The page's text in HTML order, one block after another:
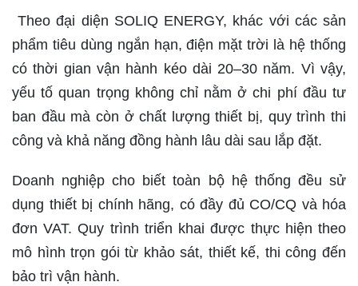
Theo đại diện SOLIQ ENERGY, khác với các sản
phẩm tiêu dùng ngắn hạn, điện mặt trời là hệ thống
có thời gian vận hành kéo dài 20–30 năm. Vì vậy,
yếu tố quan trọng không chỉ nằm ở chi phí đầu tư
ban đầu mà còn ở chất lượng thiết bị, quy trình thi
công và khả năng đồng hành lâu dài sau lắp đặt.
Doanh nghiệp cho biết toàn bộ hệ thống đều sử
dụng thiết bị chính hãng, có đầy đủ CO/CQ và hóa
đơn VAT. Quy trình triển khai được thực hiện theo
mô hình trọn gói từ khảo sát, thiết kế, thi công đến
bảo trì vận hành.